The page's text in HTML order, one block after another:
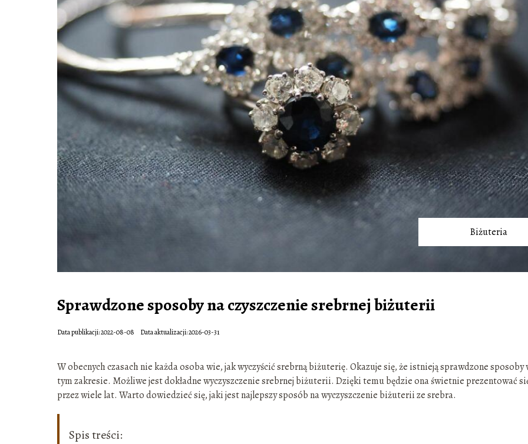
Biżuteria
Sprawdzone sposoby na czyszczenie srebrnej biżuterii
Data publikacji: 2022-08-08 Data aktualizacji: 2026-03-31
W obecnych czasach nie każda osoba wie, jak wyczyścić srebrną biżuterię. Okazuje się, że istnieją sprawdzone sposoby
tym zakresie. Możliwe jest dokładne wyczyszczenie srebrnej biżuterii. Dzięki temu będzie ona świetnie prezentować
przez wiele lat. Warto dowiedzieć się, jaki jest najlepszy sposób na wyczyszczenie biżuterii ze srebra.
Spis treści: